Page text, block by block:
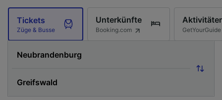
Tickets
Züge & Busse
Unterkünfte
Booking.com GetYourGuide